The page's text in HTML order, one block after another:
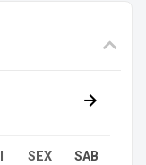
SEX SAB